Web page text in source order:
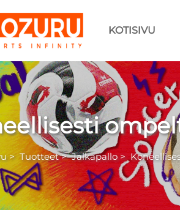
KOTISIVU
>Tuotteet>Jalkapallo>